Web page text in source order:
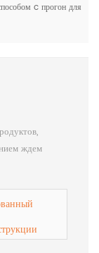
c прогон для
ждем